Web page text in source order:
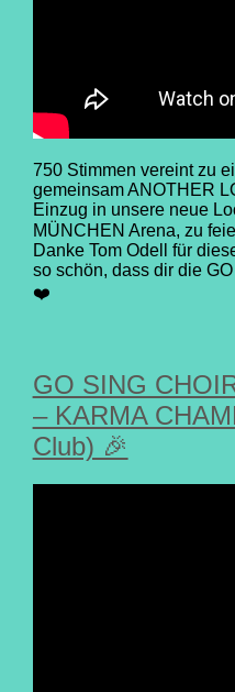
750 Stimmen vereint zu
gemeinsam ANOTHER
Einzug in unsere neue
MÜNCHEN Arena, zu
Danke Tom Odell für
so schön, dass dir die
❤️
GO SING
– KARMA
Club) 🎉